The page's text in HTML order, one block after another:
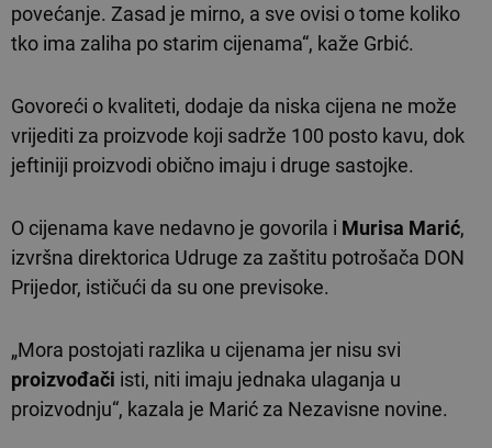
povećanje. Zasad je mirno, a sve ovisi o tome koliko
tko ima zaliha po starim cijenama“, kaže Grbić.
Govoreći o kvaliteti, dodaje da niska cijena ne može
vrijediti za proizvode koji sadrže 100 posto kavu, dok
jeftiniji proizvodi obično imaju i druge sastojke.
O cijenama kave nedavno je govorila i Murisa Marić,
izvršna direktorica Udruge za zaštitu potrošača DON
Prijedor, ističući da su one previsoke.
„Mora postojati razlika u cijenama jer nisu svi
proizvođači isti, niti imaju jednaka ulaganja u
proizvodnju“, kazala je Marić za Nezavisne novine.